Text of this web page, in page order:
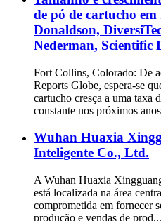
de pó de cartucho
Donaldson,
Nederman, Scientific
Fort Collins, Colorado: De
Reports Globe, espera-se
cartucho cresça a uma taxa
constante nos próximos
Wuhan Huaxia
Inteligente Co., Ltd.
A Wuhan Huaxia
está localizada na área
comprometida em fornecer
produção e vendas de prod...